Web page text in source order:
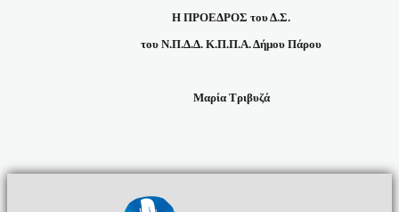
Η ΠΡΟΕΔΡΟΣ του Δ.Σ.
του Ν.Π.Δ.Δ. Κ.Π.Π.Α. Δήμου Πάρου
Μαρία Τριβυζά